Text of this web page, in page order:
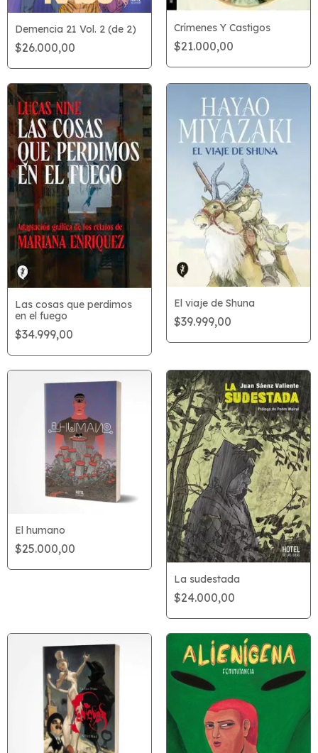
Demencia 21 Vol. 2 (de 2)
$26.000,00
Crímenes Y Castigos
$21.000,00
Las cosas que perdimos
en el fuego
$34.999,00
El viaje de Shuna
$39.999,00
El humano
$25.000,00
La sudestada
$24.000,00